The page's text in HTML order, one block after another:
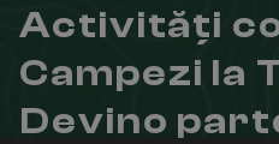
Activități
Campezi la
Devino